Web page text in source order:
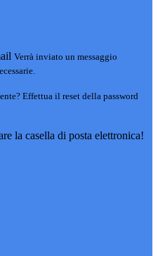
Verrà inviato un messaggio
Effettua il reset della password
la casella di posta elettronica!